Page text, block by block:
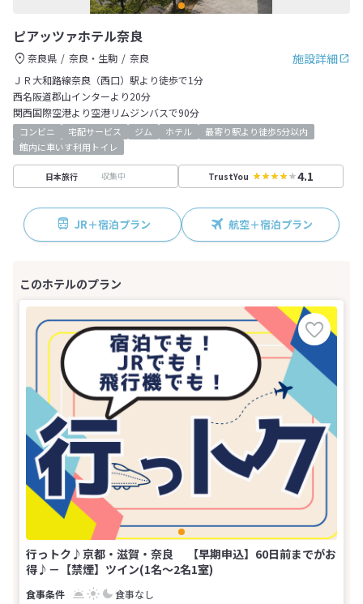
ピアッツァホテル奈良
施設詳細
奈良県 奈良・生駒
奈良
ＪＲ大和路線奈良（西口）駅より徒歩で1分
西名阪道郡山インターより20分
関西国際空港より空港リムジンバスで90分
コンビニ 宅配サービス ジム ホテル
最寄り駅より徒歩5分以内
館内に車いす利用トイレ
日本旅行 収集中 TrustYou 4.1
JR＋宿泊プラン 航空＋宿泊プラン
行っトク♪京都・滋賀・奈良 【早期申込】60日前までがお
得♪－【禁煙】ツイン(1名～2名1室)
食事なし